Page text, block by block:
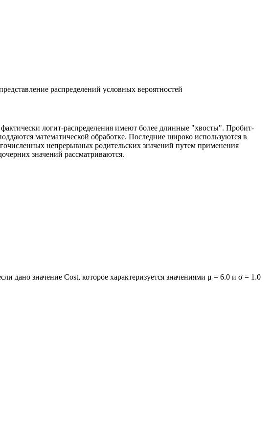
распределений условных вероятностей
логит-распределения имеют более длинные "хвосты". Пробит-
математической обработке. Последние широко используются в
непрерывных родительских значений путем применения
значений рассматриваются.
дано значение Cost, которое характеризуется значениями μ = 6.0 и σ = 1.0